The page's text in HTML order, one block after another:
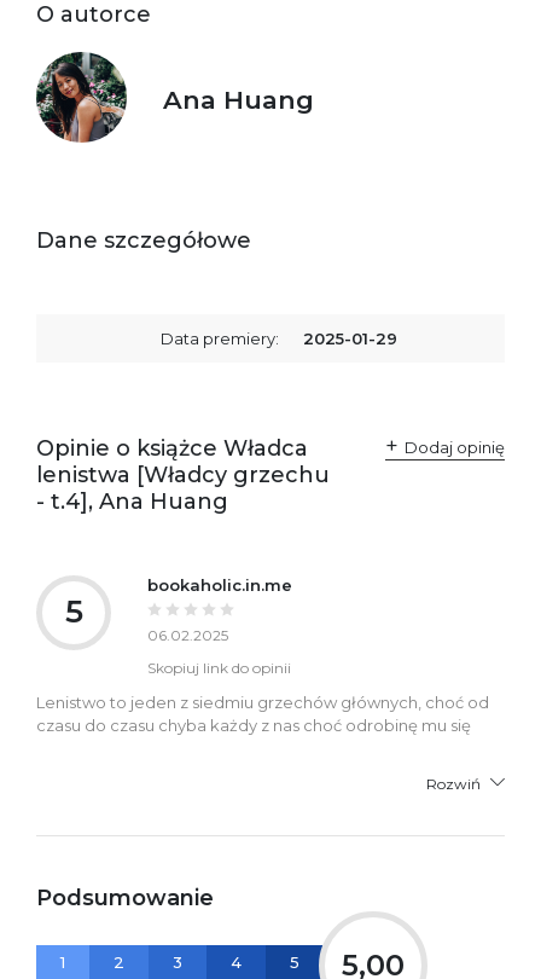
O autorce
Ana Huang
Dane szczegółowe
Data premiery: 2025-01-29
Opinie o książce Władca
lenistwa [Władcy grzechu
- t.4], Ana Huang
Dodaj opinię
5
bookaholic.in.me
06.02.2025
Skopiuj link do opinii
Lenistwo to jeden z siedmiu grzechów głównych, choć od
czasu do czasu chyba każdy z nas choć odrobinę mu się
Rozwiń
Podsumowanie
1 2 3 4 5 5,00